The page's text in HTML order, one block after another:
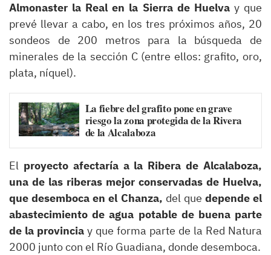
Almonaster la Real en la Sierra de Huelva y que
prevé llevar a cabo, en los tres próximos años, 20
sondeos de 200 metros para la búsqueda de
minerales de la sección C (entre ellos: grafito, oro,
plata, níquel).
La fiebre del grafito pone en grave
riesgo la zona protegida de la Rivera
de la Alcalaboza
El proyecto afectaría a la Ribera de Alcalaboza,
una de las riberas mejor conservadas de Huelva,
que desemboca en el Chanza, del que depende el
abastecimiento de agua potable de buena parte
de la provincia y que forma parte de la Red Natura
2000 junto con el Río Guadiana, donde desemboca.